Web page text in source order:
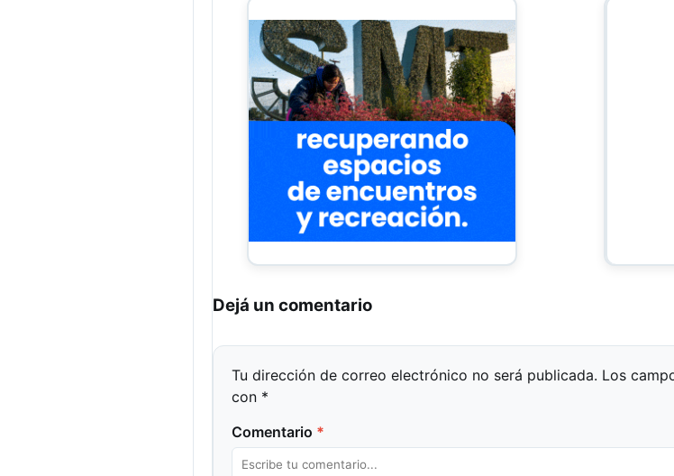
Dejá un comentario
Tu dirección de correo electrónico no será publicada. Los
con *
Comentario *